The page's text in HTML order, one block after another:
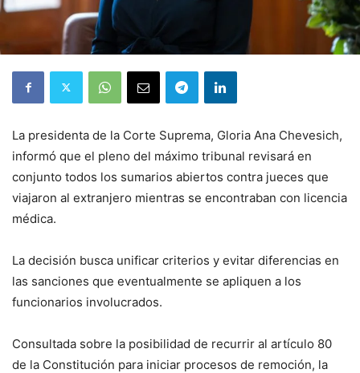
La presidenta de la Corte Suprema, Gloria Ana Chevesich,
informó que el pleno del máximo tribunal revisará en
conjunto todos los sumarios abiertos contra jueces que
viajaron al extranjero mientras se encontraban con licencia
médica.
La decisión busca unificar criterios y evitar diferencias en
las sanciones que eventualmente se apliquen a los
funcionarios involucrados.
Consultada sobre la posibilidad de recurrir al artículo 80
de la Constitución para iniciar procesos de remoción, la